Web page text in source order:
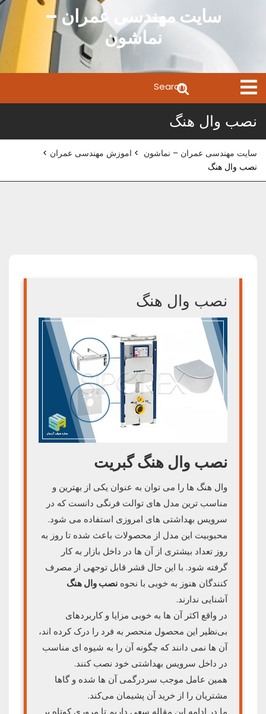
سایت مهندسی عمران –
نماشون
Open
Menu
for:
نصب وال هنگ
سایت مهندسی عمران – نماشون > اموزش مهندسی عمران >
نصب وال هنگ
نصب وال هنگ
نصب وال هنگ گبریت
وال هنگ ها را می توان به عنوان یکی از بهترین و
مناسب ترین مدل های توالت فرنگی دانست که در
سرویس بهداشتی های امروزی استفاده می شود.
محبوبیت این مدل از محصولات باعث شده تا روز به
روز تعداد بیشتری از آن ها در داخل بازار به کار
گرفته شود. با این حال قشر قابل توجهی از مصرف
کنندگان هنوز به خوبی با نحوه نصب وال هنگ
آشنایی ندارند.
در واقع اکثر آن ها به خوبی مزایا و کاربردهای
بی‌نظیر این محصول منحصر به فرد را درک کرده اند،
آن ها نمی دانند که چگونه آن را به شیوه ای مناسب
در داخل سرویس بهداشتی خود نصب کنند.
همین عامل موجب سردرگمی آن ها شده و گاها
مشتریان را از خرید آن پشیمان می‌کند.